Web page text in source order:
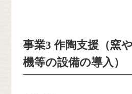
事業3 作陶支援（窯
機等の設備の導入）